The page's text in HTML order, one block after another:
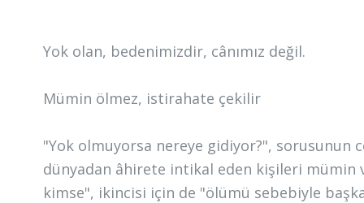
Yok olan, bedenimizdir, cânımız değil.
Mümin ölmez, istirahate çekilir
"Yok olmuyorsa nereye gidiyor?", sorusunun
dünyadan âhirete intikal eden kişileri mümin
kimse", ikincisi için de "ölümü sebebiyle